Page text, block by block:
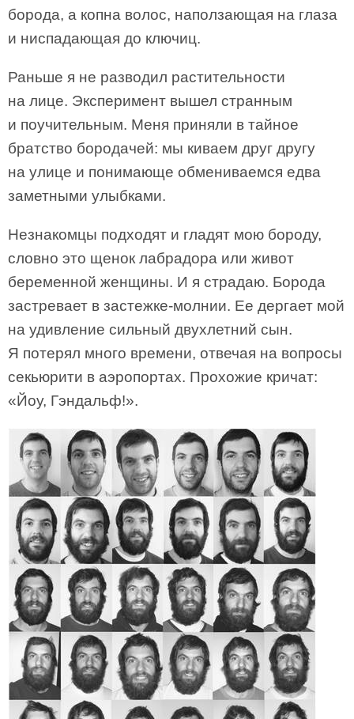
борода, а копна волос, наползающая на глаза
и ниспадающая до ключиц.
Раньше я не разводил растительности
на лице. Эксперимент вышел странным
и поучительным. Меня приняли в тайное
братство бородачей: мы киваем друг другу
на улице и понимающе обмениваемся едва
заметными улыбками.
Незнакомцы подходят и гладят мою бороду,
словно это щенок лабрадора или живот
беременной женщины. И я страдаю. Борода
застревает в застежке-молнии. Ее дергает мой
на удивление сильный двухлетний сын.
Я потерял много времени, отвечая на вопросы
секьюрити в аэропортах. Прохожие кричат:
«Йоу, Гэндальф!».